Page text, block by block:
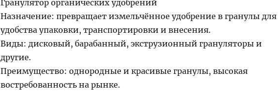
Гранулятор органических удобрений
Назначение: превращает измельчённое удобрение в гранулы для
удобства упаковки, транспортировки и внесения.
Виды: дисковый, барабанный, экструзионный грануляторы и
другие.
Преимущество: однородные и красивыe гранулы, высокая
востребованность на рынке.